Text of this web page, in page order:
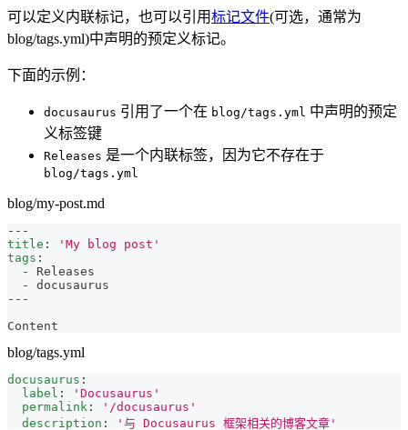
可以定义内联标记，也可以引用标记文件(可选，通常为
blog/tags.yml)中声明的预定义标记。
下面的示例：
docusaurus 引用了一个在 blog/tags.yml 中声明的预定
义标签键
Releases 是一个内联标签，因为它不存在于
blog/tags.yml
blog/my-post.md
---
title :
'My blog post'
tags :
-
Releases
-
docusaurus
---
Content
blog/tags.yml
docusaurus :
label :
'Docusaurus'
permalink :
'/docusaurus'
description : '与 Docusaurus 框架相关的博客文章'